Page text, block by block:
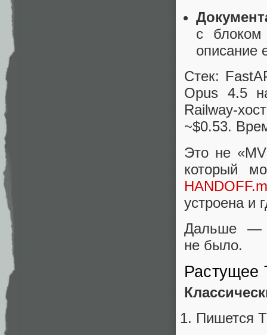
с блоком
описание
Стек:
Opus 4.5
~$0.53.
Это не
который
устроена и
Дальше —
не было.
Растущее
Пишется